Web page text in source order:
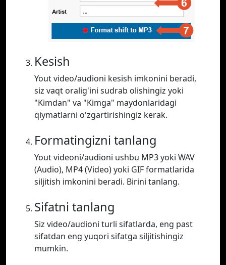
Kesish
Yout video/audioni kesish imkonini beradi,
siz vaqt oralig'ini sudrab olishingiz yoki
"Kimdan" va "Kimga" maydonlaridagi
qiymatlarni o'zgartirishingiz kerak.
Formatingizni tanlang
Yout videoni/audioni ushbu MP3 yoki WAV
(Audio), MP4 (Video) yoki GIF formatlarida
siljitish imkonini beradi. Birini tanlang.
Sifatni tanlang
Siz video/audioni turli sifatlarda, eng past
sifatdan eng yuqori sifatga siljitishingiz
mumkin.